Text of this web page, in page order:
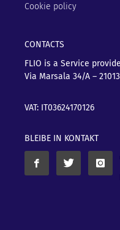
Cookie policy
CONTACTS
FLIO is a Service
Via Marsala 34/A – 21013
VAT: IT03624170126
BLEIBE IN KONTAKT